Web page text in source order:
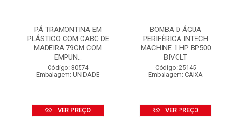
PÁ TRAMONTINA EM
PLÁSTICO COM CABO DE
MADEIRA 79CM COM
EMPUN...
Código: 30574
Embalagem: UNIDADE
VER PREÇO
BOMBA D ÁGUA
PERIFÉRICA INTECH
MACHINE 1 HP BP500
BIVOLT
Código: 25145
Embalagem: CAIXA
VER PREÇO